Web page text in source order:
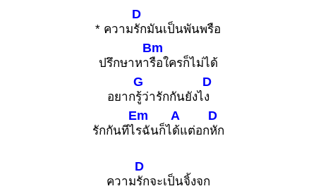
* ความ
D
รักมันเป็นพันพรือ
ปรึกษาหา
Bm
รือใครก็ไม่ได้
อยาก
G
รู้ว่ารักกันยังไ
D
ง
รักกันทีไ
Em
รฉันก็ไ
A
ด้แต่อก
D
หัก
ความ
D
รักจะเป็นจิ้งจก